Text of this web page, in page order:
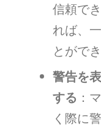
信頼で
れば、
とがで
警告を
する ：
く際に